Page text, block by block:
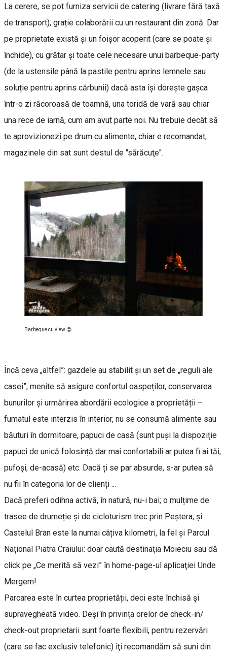
La cerere, se pot furniza servicii de catering (livrare fără taxă
de transport), grație colaborării cu un restaurant din zonă. Dar
pe proprietate există și un foișor acoperit (care se poate și
închide), cu grătar și toate cele necesare unui barbeque-party
(de la ustensile până la pastile pentru aprins lemnele sau
soluție pentru aprins cărbunii) dacă asta își dorește gașca
într-o zi răcoroasă de toamnă, una toridă de vară sau chiar
una rece de iarnă, cum am avut parte noi. Nu trebuie decât să
te aprovizionezi pe drum cu alimente, chiar e recomandat,
magazinele din sat sunt destul de "sărăcuţe".
Barbeque cu view 😍
Încă ceva „altfel”: gazdele au stabilit și un set de „reguli ale
casei”, menite să asigure confortul oaspeților, conservarea
bunurilor și urmărirea abordării ecologice a proprietății –
fumatul este interzis în interior, nu se consumă alimente sau
băuturi în dormitoare, papuci de casă (sunt puși la dispoziție
papuci de unică folosință dar mai confortabili ar putea fi ai tăi,
pufoși, de-acasă) etc. Dacă ți se par absurde, s-ar putea să
nu fii în categoria lor de clienți ...
Dacă preferi odihna activă, în natură, nu-i bai; o mulțime de
trasee de drumeție și de cicloturism trec prin Peștera; și
Castelul Bran este la numai câțiva kilometri, la fel și Parcul
Național Piatra Craiului: doar caută destinaţia Moieciu sau dă
click pe „Ce merită să vezi” în home-page-ul aplicaţiei Unde
Mergem!
Parcarea este în curtea proprietății, deci este închisă și
supravegheată video. Deşi în privinţa orelor de check-in/
check-out proprietarii sunt foarte flexibili, pentru rezervări
(care se fac exclusiv telefonic) îţi recomandăm să suni din